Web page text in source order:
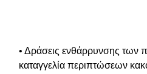
• Δράσεις ενθάρρυνσης των
καταγγελία περιπτώσεων